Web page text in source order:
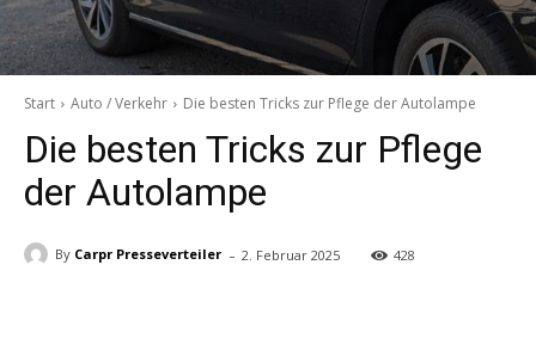
Start Auto / Verkehr Die besten Tricks zur Pflege der Autolampe
Die besten Tricks zur Pflege
der Autolampe
By Carpr Presseverteiler - 2. Februar 2025 428